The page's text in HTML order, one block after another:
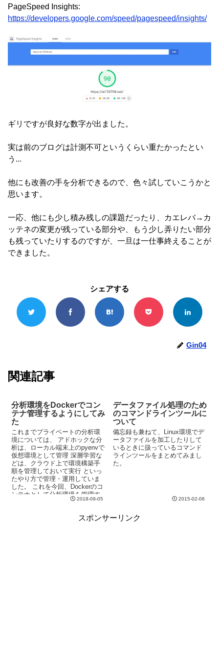
PageSpeed Insights:
https://developers.google.com/speed/pagespeed/insights/
ギリですが良好な数字が出ました。
実は前のブログは計測不可というくらい重たかったとい
う...
他にも改善の手を分析できるので、色々試していこうかと
思います。
一応、他にも少し積み残しの課題だったり、カエレバ→カ
ッテネの変更が残っている部分や、もう少し弄りたい部分
も残っていたりするのですが、一旦は一仕事終えることが
できました。
シェアする
Gin04
関連記事
分析環境をDockerでコン
テナ管理するようにしてみ
た
これまでプライベートの分析環
境については、 アドホックな分
析は、ローカル端末上のpyenvで
仮想環境として管理 深層学習な
どは、クラウド上で環境構築手
順を管理しておいて実行 といっ
たやり方で管理・運用していま
した。 これを今回、Dockerのコ
ンテナとして分析環境を管理す
るようにしてみました。2018-09-05
データファイル処理のため
のコマンドラインツールに
ついて
備忘録も兼ねて、Linux環境でデ
ータファイルを加工したりして
いるときに扱っているコマンド
ラインツールをまとめてみまし
た。
2015-02-06
スポンサーリンク